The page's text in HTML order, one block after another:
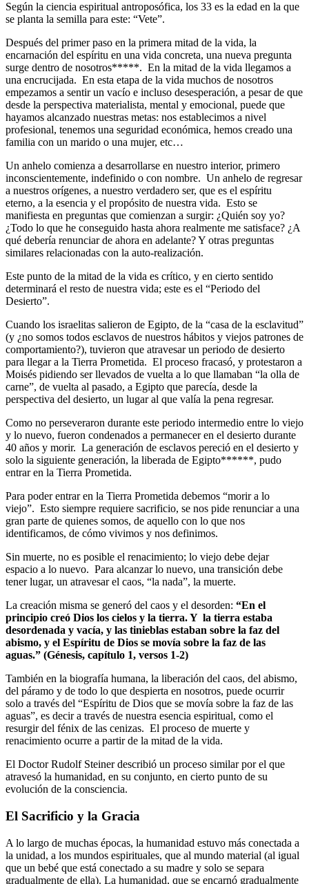
Según la ciencia espiritual antroposófica, los 33 es la edad en la que
se planta la semilla para este: “Vete”.
Después del primer paso en la primera mitad de la vida, la
encarnación del espíritu en una vida concreta, una nueva pregunta
surge dentro de nosotros*****. En la mitad de la vida llegamos a
una encrucijada. En esta etapa de la vida muchos de nosotros
empezamos a sentir un vacío e incluso desesperación, a pesar de que
desde la perspectiva materialista, mental y emocional, puede que
hayamos alcanzado nuestras metas: nos establecimos a nivel
profesional, tenemos una seguridad económica, hemos creado una
familia con un marido o una mujer, etc…
Un anhelo comienza a desarrollarse en nuestro interior, primero
inconscientemente, indefinido o con nombre. Un anhelo de regresar
a nuestros orígenes, a nuestro verdadero ser, que es el espíritu
eterno, a la esencia y el propósito de nuestra vida. Esto se
manifiesta en preguntas que comienzan a surgir: ¿Quién soy yo?
¿Todo lo que he conseguido hasta ahora realmente me satisface? ¿A
qué debería renunciar de ahora en adelante? Y otras preguntas
similares relacionadas con la auto-realización.
Este punto de la mitad de la vida es crítico, y en cierto sentido
determinará el resto de nuestra vida; este es el “Periodo del
Desierto”.
Cuando los israelitas salieron de Egipto, de la “casa de la esclavitud”
(y ¿no somos todos esclavos de nuestros hábitos y viejos patrones de
comportamiento?), tuvieron que atravesar un periodo de desierto
para llegar a la Tierra Prometida. El proceso fracasó, y protestaron a
Moisés pidiendo ser llevados de vuelta a lo que llamaban “la olla de
carne”, de vuelta al pasado, a Egipto que parecía, desde la
perspectiva del desierto, un lugar al que valía la pena regresar.
Como no perseveraron durante este periodo intermedio entre lo viejo
y lo nuevo, fueron condenados a permanecer en el desierto durante
40 años y morir. La generación de esclavos pereció en el desierto y
solo la siguiente generación, la liberada de Egipto******, pudo
entrar en la Tierra Prometida.
Para poder entrar en la Tierra Prometida debemos “morir a lo
viejo”. Esto siempre requiere sacrificio, se nos pide renunciar a una
gran parte de quienes somos, de aquello con lo que nos
identificamos, de cómo vivimos y nos definimos.
Sin muerte, no es posible el renacimiento; lo viejo debe dejar
espacio a lo nuevo. Para alcanzar lo nuevo, una transición debe
tener lugar, un atravesar el caos, “la nada”, la muerte.
La creación misma se generó del caos y el desorden: “En el
principio creó Dios los cielos y la tierra. Y la tierra estaba
desordenada y vacía, y las tinieblas estaban sobre la faz del
abismo, y el Espíritu de Dios se movía sobre la faz de las
aguas.” (Génesis, capítulo 1, versos 1-2)
También en la biografía humana, la liberación del caos, del abismo,
del páramo y de todo lo que despierta en nosotros, puede ocurrir
solo a través del “Espíritu de Dios que se movía sobre la faz de las
aguas”, es decir a través de nuestra esencia espiritual, como el
resurgir del fénix de las cenizas. El proceso de muerte y
renacimiento ocurre a partir de la mitad de la vida.
El Doctor Rudolf Steiner describió un proceso similar por el que
atravesó la humanidad, en su conjunto, en cierto punto de su
evolución de la consciencia.
El Sacrificio y la Gracia
A lo largo de muchas épocas, la humanidad estuvo más conectada a
la unidad, a los mundos espirituales, que al mundo material (al igual
que un bebé que está conectado a su madre y solo se separa
gradualmente de ella). La humanidad, que se encarnó gradualmente